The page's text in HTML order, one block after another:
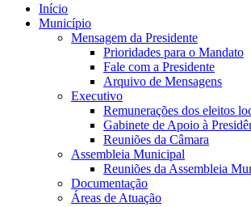
Início
Município
Mensagem da Presidente
Prioridades para o Mandato
Fale com a Presidente
Arquivo de Mensagens
Executivo
Remunerações dos eleitos
Gabinete de Apoio à
Reuniões da Câmara
Assembleia Municipal
Reuniões da Assembleia
Documentação
Áreas de Atuação